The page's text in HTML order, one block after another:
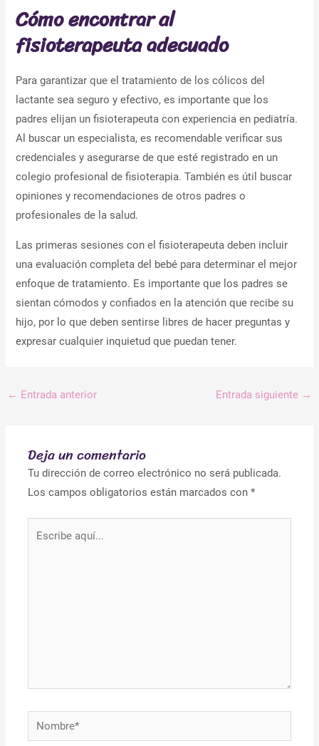
Cómo encontrar al
fisioterapeuta adecuado
Para garantizar que el tratamiento de los cólicos del
lactante sea seguro y efectivo, es importante que los
padres elijan un fisioterapeuta con experiencia en pediatría.
Al buscar un especialista, es recomendable verificar sus
credenciales y asegurarse de que esté registrado en un
colegio profesional de fisioterapia. También es útil buscar
opiniones y recomendaciones de otros padres o
profesionales de la salud.
Las primeras sesiones con el fisioterapeuta deben incluir
una evaluación completa del bebé para determinar el mejor
enfoque de tratamiento. Es importante que los padres se
sientan cómodos y confiados en la atención que recibe su
hijo, por lo que deben sentirse libres de hacer preguntas y
expresar cualquier inquietud que puedan tener.
← Entrada anterior Entrada siguiente →
Deja un comentario
Tu dirección de correo electrónico no será publicada.
Los campos obligatorios están marcados con*
Nombre*